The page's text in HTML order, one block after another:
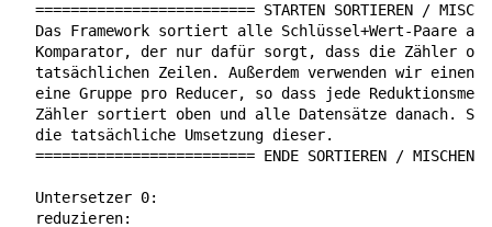
========================= STARTEN SORTIEREN /
Das Framework sortiert alle Schlüssel+Wert-Paare
Komparator, der nur dafür sorgt, dass die Zähler
tatsächlichen Zeilen. Außerdem verwenden wir einen
eine Gruppe pro Reducer, so dass jede
Zähler sortiert oben und alle Datensätze danach.
  die tatsächliche Umsetzung dieser.
========================= ENDE SORTIEREN / MISCHEN
  Untersetzer 0:
  reduzieren: